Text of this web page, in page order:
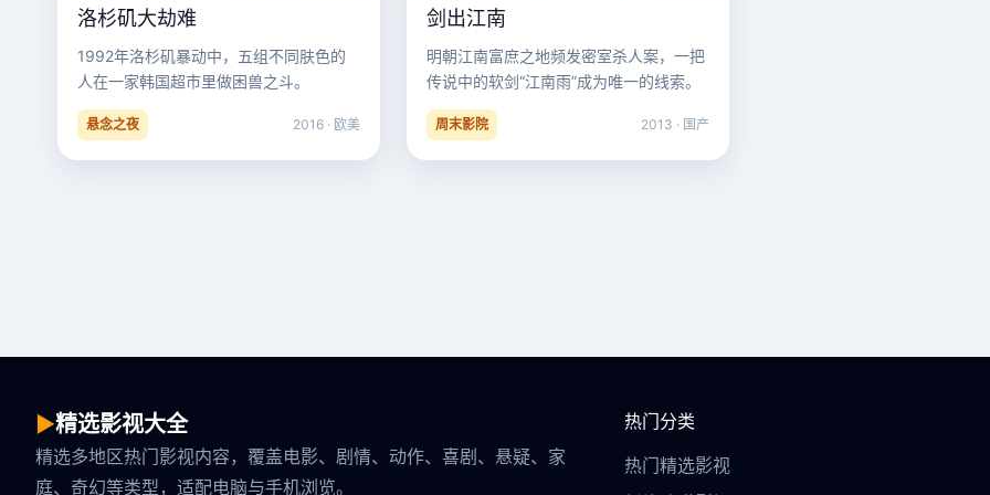
洛杉矶大劫难
1992年洛杉矶暴动中，五组不同肤色的
人在一家韩国超市里做困兽之斗。
悬念之夜 2016 · 欧美
剑出江南
明朝江南富庶之地频发密室杀人案，一把
传说中的软剑“江南雨”成为唯一的线索。
周末影院 2013 · 国产
▶精选影视大全
精选多地区热门影视内容，覆盖电影、剧情、动作、喜剧、悬疑、家
庭、奇幻等类型，适配电脑与手机浏览。
热门分类
热门精选影视